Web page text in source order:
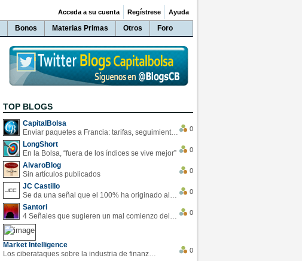
Bonos Materias Primas Otros Foro
Acceda a su cuenta Regístrese Ayuda
TOP BLOGS
CapitalBolsa
Enviar paquetes a Francia: tarifas, seguimiento y ventajas destacadas
0
LongShort
En la Bolsa, “fuera de los índices se vive mejor”
0
AlvaroBlog
Sin artículos publicados
0
JC Castillo
Se da una señal que el 100% ha originado alzas en las bolsas
0
Santori
4 Señales que sugieren un mal comienzo del 3T de la economía EEUU
0
Market Intelligence
Los ciberataques sobre la industria de finanzas se han duplicado este año
0